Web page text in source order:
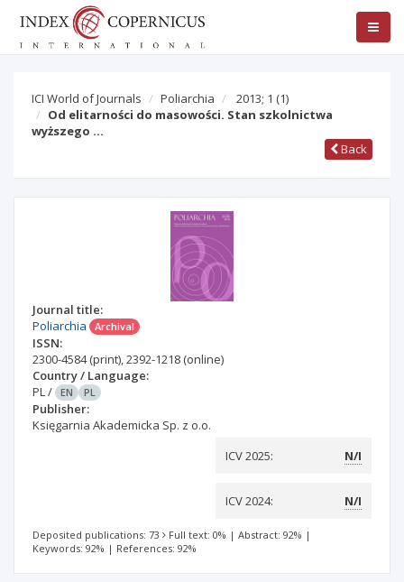
ICI World of Journals Poliarchia 2013; 1 (1)
Od elitarności do masowości. Stan szkolnictwa
wyższego …
Back
Journal title:
Poliarchia
Archival
ISSN:
2300-4584(print),2392-1218 (online)
Country / Language:
PL/ EN PL
Publisher:
Księgarnia Akademicka Sp. z o.o.
ICV 2025:
N/I
ICV 2024: N/I
Deposited publications: 73 Full text: 0% | Abstract: 92% |
Keywords: 92% | References: 92%